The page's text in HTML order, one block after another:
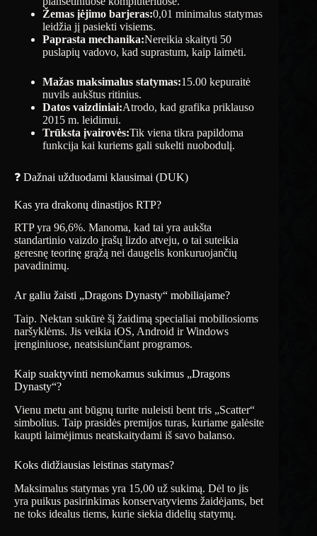
Žemas įėjimo barjeras:0,01 minimalus statymas
leidžia jį pasiekti visiems.
Paprasta mechanika:Nereikia skaityti 50
puslapių vadovo, kad suprastum, kaip laimėti.
Mažas maksimalus statymas:15.00 kepuraitė
nuvils aukštus ritinius.
Datos vaizdiniai:Atrodo, kad grafika priklauso
2015 m. leidimui.
Trūksta įvairovės:Tik viena tikra papildoma
funkcija kai kuriems gali sukelti nuobodulį.
❓ Dažnai užduodami klausimai (DUK)
Kas yra drakonų dinastijos RTP?
RTP yra 96,6%. Manoma, kad tai yra aukšta
standartinio vaizdo įrašų lizdo atveju, o tai suteikia
geresnę teorinę grąžą nei daugelis konkuruojančių
pavadinimų.
Ar galiu žaisti „Dragons Dynasty“ mobiliajame?
Taip. Nektan sukūrė šį žaidimą specialiai mobiliosioms
naršyklėms. Jis veikia iOS, Android ir Windows
įrenginiuose, neatsisiunčiant programos.
Kaip suaktyvinti nemokamus sukimus „Dragons
Dynasty“?
Vienu metu ant būgnų turite nuleisti bent tris „Scatter“
simbolius. Taip prasidės premijos turas, kuriame galėsite
kaupti laimėjimus neatskaitydami iš savo balanso.
Koks didžiausias leistinas statymas?
Maksimalus statymas yra 15,00 už sukimą. Dėl to jis
yra puikus pasirinkimas konservatyviems žaidėjams, bet
ne toks idealus tiems, kurie siekia didelių statymų.